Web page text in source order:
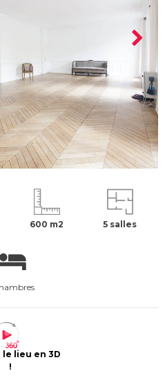
À partir de :
1640 €H.T
600 m2 5 salles
le lieu en 3D
!